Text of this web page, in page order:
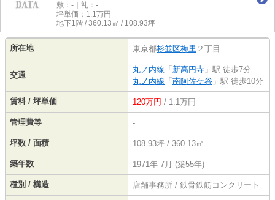
敷：-｜礼：-
坪単価： 1.1万円
地下1階 / 360.13㎡ / 108.93坪
所在地 東京都杉並区梅里 ２丁目
交通
丸ノ内線 「 新高円寺 」駅 徒歩7分
丸ノ内線 「 南阿佐ケ谷 」駅 徒歩10分
賃料 / 坪単価 120万円 / 1.1万円
管理費等 -
坪数 / 面積 108.93坪 / 360.13㎡
築年数 1971年 7月 (築55年)
種別 / 構造 店舗事務所 / 鉄骨鉄筋コンクリート